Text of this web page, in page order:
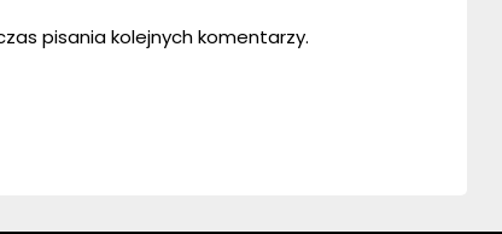
pisania kolejnych komentarzy.